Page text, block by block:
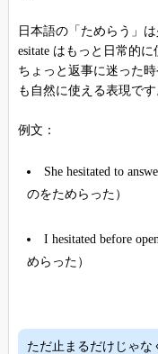
日本語の「ためらう」
esitate はもっと日常的に
ちょっと返事に迷った
も自然に使える表現です
例文：
She hesitated to
のをためらった）
I hesitated before
めらった）
ただ止まるだけじゃな